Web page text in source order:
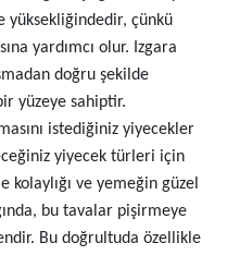
yüksekliğindedir, çünkü
yardımcı olur. Izgara
doğru şekilde
yüzeye sahiptir.
istediğiniz yiyecekler
yiyecek türleri için
kolaylığı ve yemeğin güzel
bu tavalar pişirmeye
Bu doğrultuda özellikle